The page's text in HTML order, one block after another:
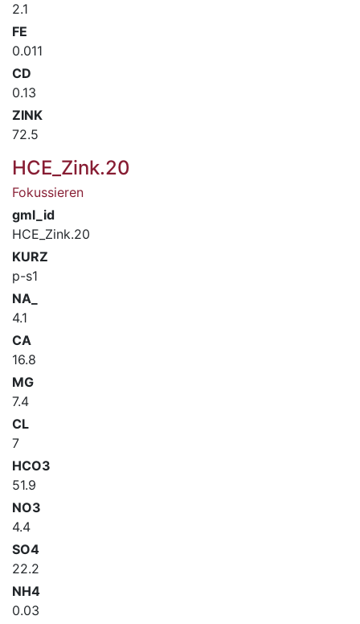
2.1
FE
0.011
CD
0.13
ZINK
72.5
HCE_Zink.20
Fokussieren
gml_id
HCE_Zink.20
KURZ
p-s1
NA_
4.1
CA
16.8
MG
7.4
CL
7
HCO3
51.9
NO3
4.4
SO4
22.2
NH4
0.03